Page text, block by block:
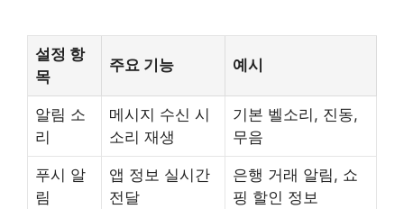
설정 항
목
주요 기능 예시
알림 소
리
메시지 수신 시
소리 재생
기본 벨소리, 진동,
무음
푸시 알
림
앱 정보 실시간
전달
은행 거래 알림, 쇼
핑 할인 정보